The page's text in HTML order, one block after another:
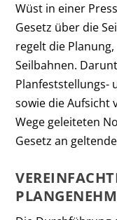
Wüst in einer
Gesetz über die
regelt die
Seilbahnen.
Planfeststellungs-
sowie die Aufsicht
Wege geleiteten
Gesetz an